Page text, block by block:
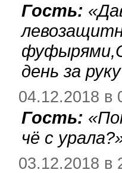
Гость: «
день за
04.12.2018 в
Гость: «
чё с урала?
03.12.2018 в